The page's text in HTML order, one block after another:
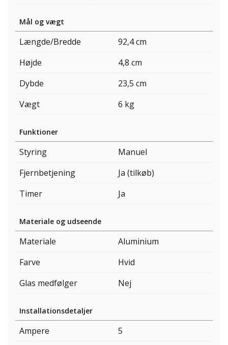
Mål og vægt
Længde/Bredde
92,4 cm
Højde
4,8 cm
Dybde
23,5 cm
Vægt
6 kg
Funktioner
Styring
Manuel
Fjernbetjening
Ja (tilkøb)
Timer
Ja
Materiale og udseende
Materiale
Aluminium
Farve
Hvid
Glas medfølger
Nej
Installationsdetaljer
Ampere
5